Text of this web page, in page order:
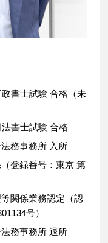
書士試験 合格（未
書士試験 合格
務事務所 入所
登録番号：東京 第
関係業務認定（認
号）
務事務所 退所